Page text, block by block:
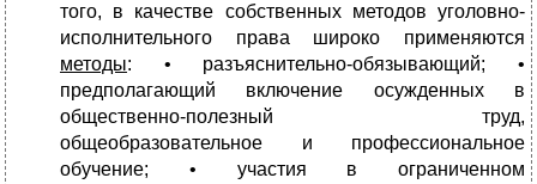
того, в качестве собственных методов уголовно-
исполнительного права широко применяются
методы: • разъяснительно-обязывающий; •
предполагающий включение осужденных в
общественно-полезный труд,
общеобразовательное и профессиональное
обучение; • участия в ограниченном